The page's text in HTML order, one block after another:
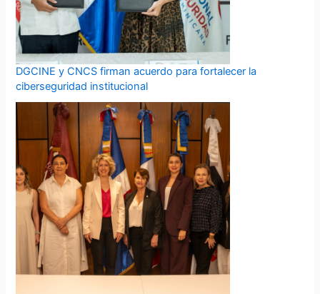
DGCINE y CNCS firman acuerdo para fortalecer la
ciberseguridad institucional